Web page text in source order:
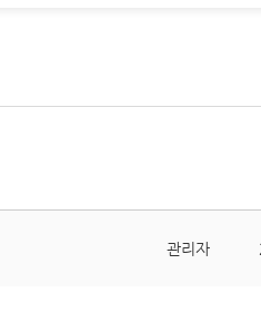
관리자